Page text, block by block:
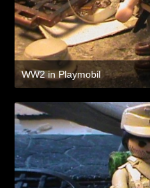
WW2 in Playmobil
8. Juli 2021 um 19:47